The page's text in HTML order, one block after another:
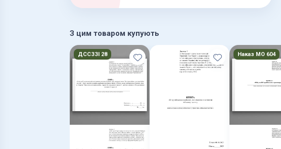
З цим товаром купують
ДССЗЗІ 28 Наказ МО 604